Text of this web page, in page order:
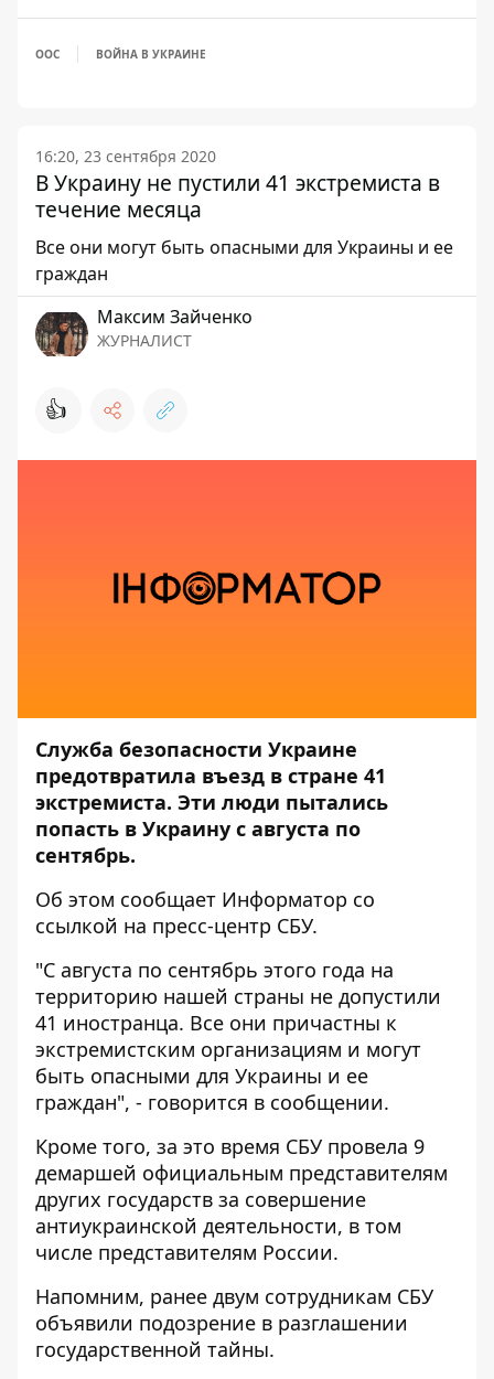
ООС ВОЙНА В УКРАИНЕ
16:20, 23 сентября 2020
В Украину не пустили 41 экстремиста в
течение месяца
Все они могут быть опасными для Украины и ее
граждан
Максим Зайченко
ЖУРНАЛИСТ
👍
Служба безопасности Украине
предотвратила въезд в стране 41
экстремиста. Эти люди пытались
попасть в Украину с августа по
сентябрь.
Об этом сообщает Информатор со
ссылкой на пресс-центр СБУ.
"С августа по сентябрь этого года на
территорию нашей страны не допустили
41 иностранца. Все они причастны к
экстремистским организациям и могут
быть опасными для Украины и ее
граждан", - говорится в сообщении.
Кроме того, за это время СБУ провела 9
демаршей официальным представителям
других государств за совершение
антиукраинской деятельности, в том
числе представителям России.
Напомним, ранее двум сотрудникам СБУ
объявили подозрение в разглашении
государственной тайны.